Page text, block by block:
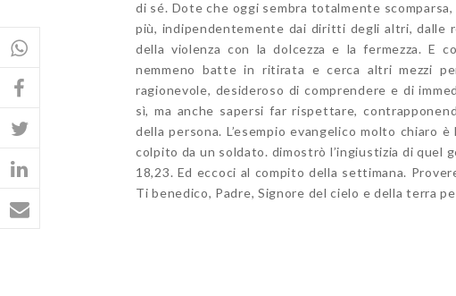
di sé. Dote che oggi sembra totalmente
più, indipendentemente dai diritti degli altri, dalle
della violenza con la dolcezza e la fermezza. E
nemmeno batte in ritirata e cerca altri mezzi
ragionevole, desideroso di comprendere e di
sì, ma anche sapersi far rispettare,
della persona. L’esempio evangelico molto chiaro
colpito da un soldato. dimostrò l’ingiustizia di quel
18,23. Ed eccoci al compito della settimana.
Ti benedico, Padre, Signore del cielo e della terra